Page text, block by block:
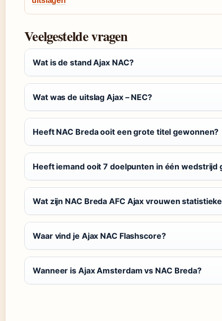
Veelgestelde vragen
Wat is de stand Ajax NAC?
Wat was de uitslag Ajax – NEC?
Heeft NAC Breda ooit een grote titel gewonnen?
Heeft iemand ooit 7 doelpunten in één wedstrijd
Wat zijn NAC Breda AFC Ajax vrouwen
Waar vind je Ajax NAC Flashscore?
Wanneer is Ajax Amsterdam vs NAC Breda?